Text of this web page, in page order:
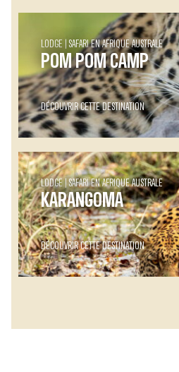
LODGE SAFARI EN AFRIQUE AUSTRALE
POM POM CAMP
DÉCOUVRIR CETTE DESTINATION
LODGE SAFARI EN AFRIQUE AUSTRALE
KARANGOMA
DÉCOUVRIR CETTE DESTINATION